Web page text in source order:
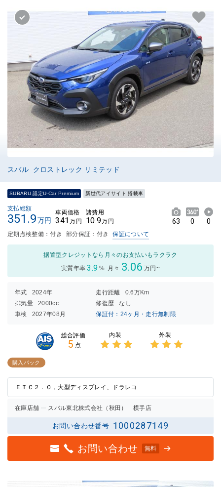
スバル クロストレック リミテッド
SUBARU 認定U-Car Premium 新世代アイサイト 搭載車
支払総額
351.9万円
車両価格
341 万円
諸費用
10.9万円 63 0 0
定期点検整備：付き 部分保証：付き 保証について
据置型クレジットなら月々のお支払いもラクラク
実質年率 3.9 % 月々 3.06 万円~
年式 2024年 走行距離
0.6万Km
排気量
2000cc 修復歴
なし
車検
2027年08月 保証付：24ヶ月・走行無制限
総合評価
5 点
内装 外装
購入パック
ＥＴＣ２．０，大型ディスプレイ、ドラレコ
在庫店舗 スバル東北株式会社（秋田） 横手店
お問い合わせ番号 1000287149
お問い合わせ 無料